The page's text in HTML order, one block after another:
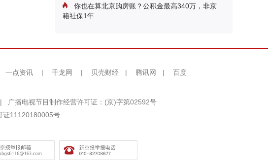
你也在算北京购房账？公积金最高340万，非京
籍社保1年
一点资讯 | 千龙网 | 贝壳财经 | 腾讯网 | 百度
|
广播电视节目制作经营许可证：(京)字第02592号
证11120180005号